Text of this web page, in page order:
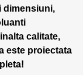
dimensiuni,
calitate,
este proiectata